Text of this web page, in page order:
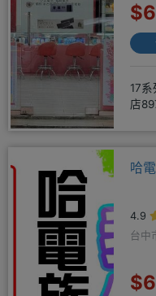
17
店
哈
4.9
台中